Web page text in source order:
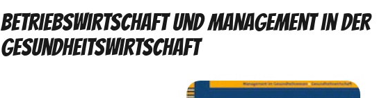
Betriebswirtschaft und Management in der
Gesundheitswirtschaft